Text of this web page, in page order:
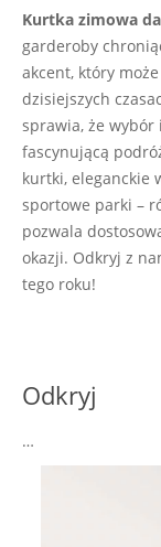
Kurtka zimowa
garderoby
akcent, który
dzisiejszych
sprawia, że
fascynującą
kurtki, eleganckie
sportowe parki –
pozwala
okazji. Odkryj z
tego roku!
Odkryj
…